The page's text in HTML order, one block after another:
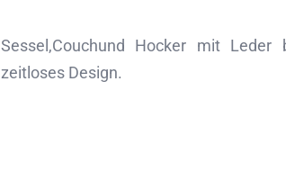
Sessel,Couchund Hocker mit
zeitloses Design.